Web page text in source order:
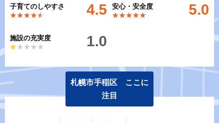
子育てのしやすさ
★★★★★
★★★★★ 4.5
安心・安全度
★★★★★
★★★★★ 5.0
施設の充実度
★★★★★
★★★★★ 1.0
札幌市手稲区 ここに
注目